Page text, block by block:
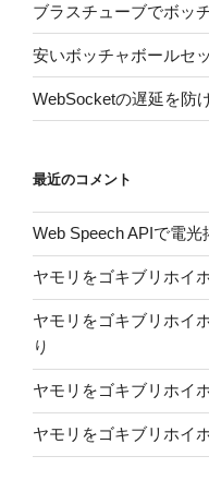
ブラスチューブでボッ
安いボッチャボールセ
WebSocketの遅延を防
最近のコメント
Web Speech APIで電
ヤモリをゴキブリホイ
ヤモリをゴキブリホイ
り
ヤモリをゴキブリホイ
ヤモリをゴキブリホイ